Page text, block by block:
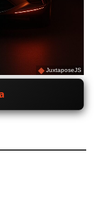
JuxtaposeJS